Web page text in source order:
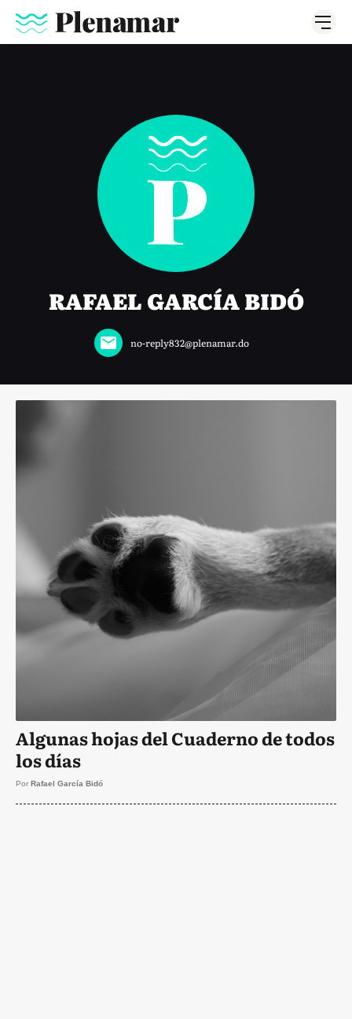
RAFAEL GARCÍA BIDÓ
no-reply832@plenamar.do
Algunas hojas del Cuaderno de todos
los días
Por Rafael García Bidó